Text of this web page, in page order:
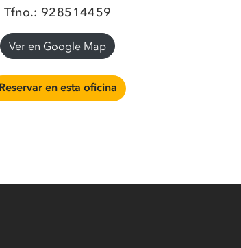
Tfno.: 928514459
Ver en Google Map
Reservar en esta oficina